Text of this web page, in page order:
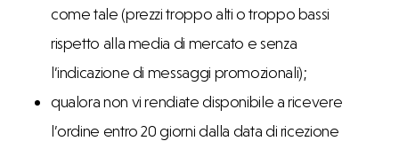
come tale (prezzi troppo alti o troppo bassi
rispetto alla media di mercato e senza
l’indicazione di messaggi promozionali);
qualora non vi rendiate disponibile a ricevere
l’ordine entro 20 giorni dalla data di ricezione